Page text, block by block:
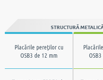
STRUCTURĂ
Placările pereţilor cu
OSB3 de 12 mm